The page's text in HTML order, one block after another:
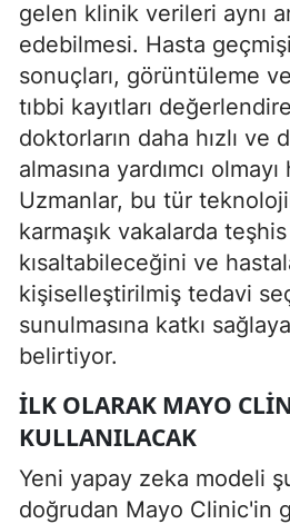
gelen klinik verileri aynı
edebilmesi. Hasta
sonuçları, görüntüleme
tıbbi kayıtları
doktorların daha hızlı ve
almasına yardımcı
Uzmanlar, bu tür
karmaşık vakalarda
kısaltabileceğini ve
kişiselleştirilmiş tedavi
sunulmasına katkı
belirtiyor.
İLK OLARAK MAYO
KULLANILACAK
Yeni yapay zeka modeli
doğrudan Mayo Clinic'in